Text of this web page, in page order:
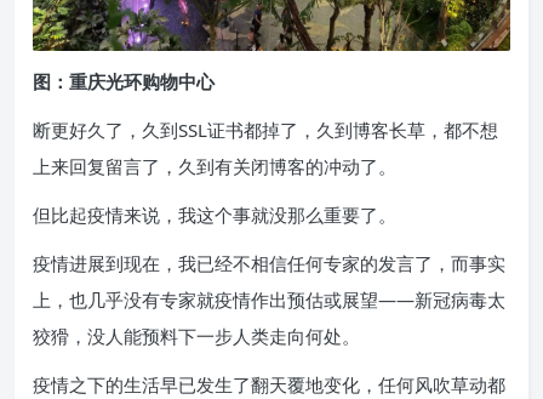
图：重庆光环购物中心
断更好久了，久到SSL证书都掉了，久到博客长草，都不想
上来回复留言了，久到有关闭博客的冲动了。
但比起疫情来说，我这个事就没那么重要了。
疫情进展到现在，我已经不相信任何专家的发言了，而事实
上，也几乎没有专家就疫情作出预估或展望——新冠病毒太
狡猾，没人能预料下一步人类走向何处。
疫情之下的生活早已发生了翻天覆地变化，任何风吹草动都